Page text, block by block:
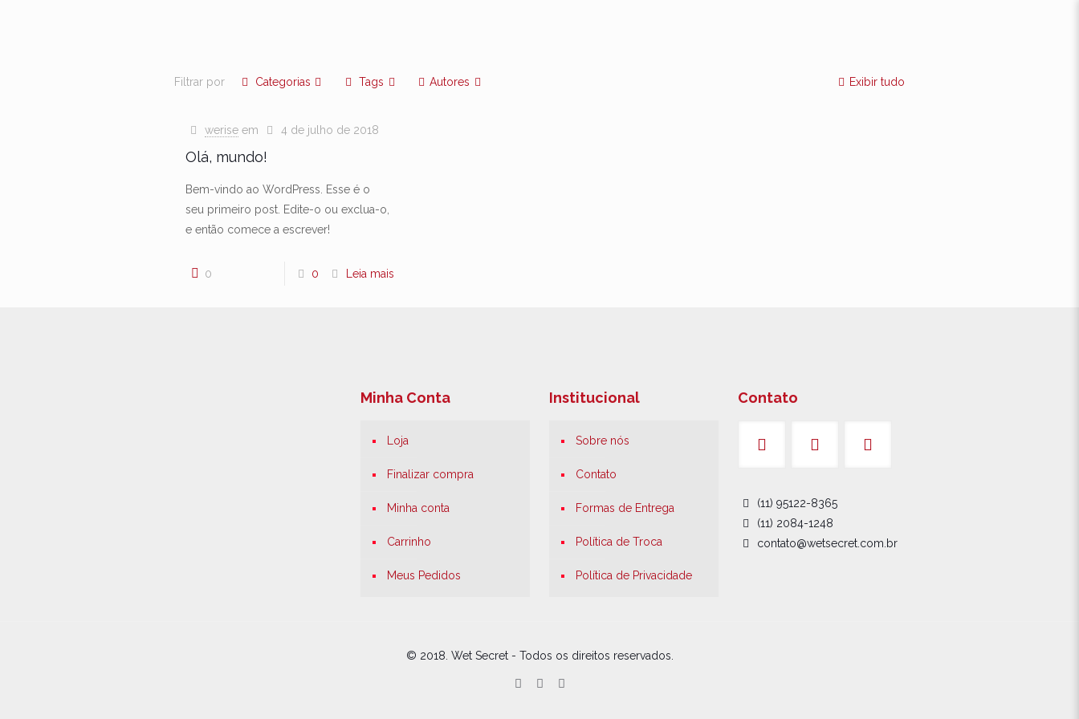
Filtrar por Categorias Tags Autores Exibir tudo
werise em 4 de julho de 2018
Olá, mundo!
Bem-vindo ao WordPress. Esse é o
seu primeiro post. Edite-o ou exclua-o,
e então comece a escrever!
0 0 Leia mais
Minha Conta
Loja
Finalizar compra
Minha conta
Carrinho
Meus Pedidos
Institucional
Sobre nós
Contato
Formas de Entrega
Política de Troca
Política de Privacidade
Contato
(11) 95122-8365
(11) 2084-1248
contato@wetsecret.com.br
© 2018. Wet Secret - Todos os direitos reservados.